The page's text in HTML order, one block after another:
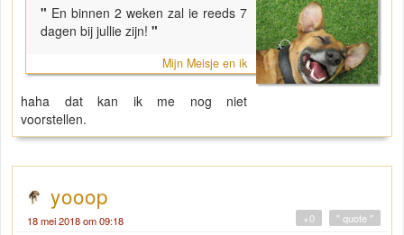
" En binnen 2 weken zal ie reeds 7
dagen bij jullie zijn! "
Mijn Meisje en ik
haha dat kan ik me nog niet
voorstellen.
yooop
18 mei 2018 om 09:18 " quote "
+0